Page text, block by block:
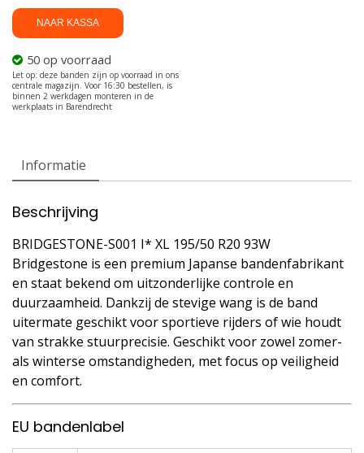
NAAR KASSA
50 op voorraad
Informatie
Beschrijving
BRIDGESTONE-S001 I* XL 195/50 R20 93W
Bridgestone is een premium Japanse bandenfabrikant
en staat bekend om uitzonderlijke controle en
duurzaamheid. Dankzij de stevige wang is de band
uitermate geschikt voor sportieve rijders of wie houdt
van strakke stuurprecisie. Geschikt voor zowel zomer-
als winterse omstandigheden, met focus op veiligheid
en comfort.
EU bandenlabel